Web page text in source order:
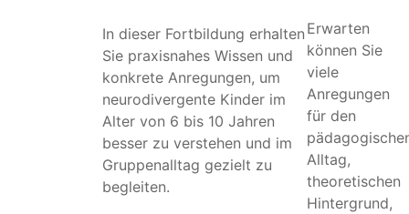
In dieser Fortbildung erhalten
Sie praxisnahes Wissen und
konkrete Anregungen, um
neurodivergente Kinder im
Alter von 6 bis 10 Jahren
besser zu verstehen und im
Gruppenalltag gezielt zu
begleiten.
Erwarten
können Sie
viele
Anregungen
für den
Alltag,
theoretischen
Hintergrund,